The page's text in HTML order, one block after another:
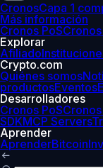
CronosCapa 1
Más información
Cronos PoS
Explorar
Afiliado
Crypto.com
Quiénes somos
productosEventos
Desarrolladores
Cronos PoS
SDKMCP Servers
Aprender
AprenderBitcoin